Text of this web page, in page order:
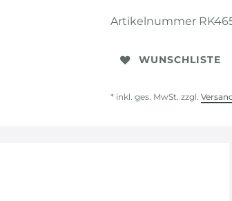
Artikelnummer
WUNSCHLISTE
* inkl. ges. MwSt. zzgl.